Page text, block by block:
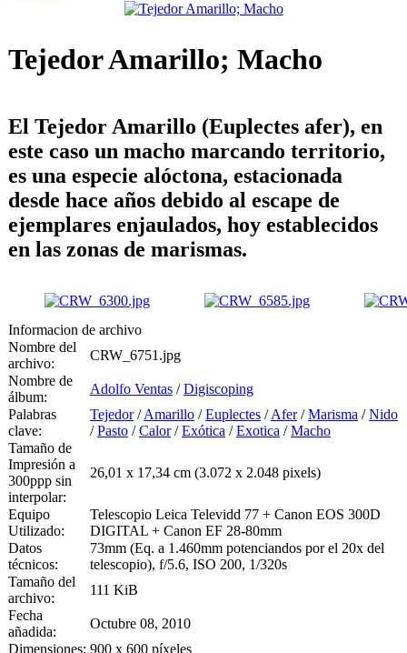
Tejedor Amarillo; Macho
El Tejedor Amarillo (Euplectes afer), en
este caso un macho marcando territorio,
es una especie alóctona, estacionada
desde hace años debido al escape de
ejemplares enjaulados, hoy establecidos
en las zonas de marismas.
Informacion de archivo
Nombre del
archivo:
CRW_6751.jpg
Nombre de
álbum:
Adolfo Ventas /Digiscoping
Palabras
clave:
Tejedor/Amarillo /Euplectes /Afer/Marisma /Nido
/Pasto /Calor/Exótica /Exotica /Macho
Tamaño de
Impresión a
300ppp sin
interpolar:
26,01 x 17,34 cm (3.072 x 2.048 pixels)
Equipo
Utilizado:
Telescopio Leica Televidd 77 + Canon EOS 300D
DIGITAL + Canon EF 28-80mm
Datos
técnicos:
73mm (Eq. a 1.460mm potenciandos por el 20x del
telescopio), f/5.6, ISO 200, 1/320s
Tamaño del
archivo:
111 KiB
Fecha
añadida:
Octubre 08, 2010
Dimensiones: 900 x 600 píxeles